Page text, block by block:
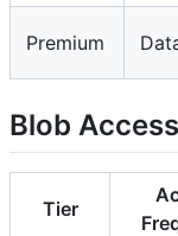
Premium
Blob
Tier